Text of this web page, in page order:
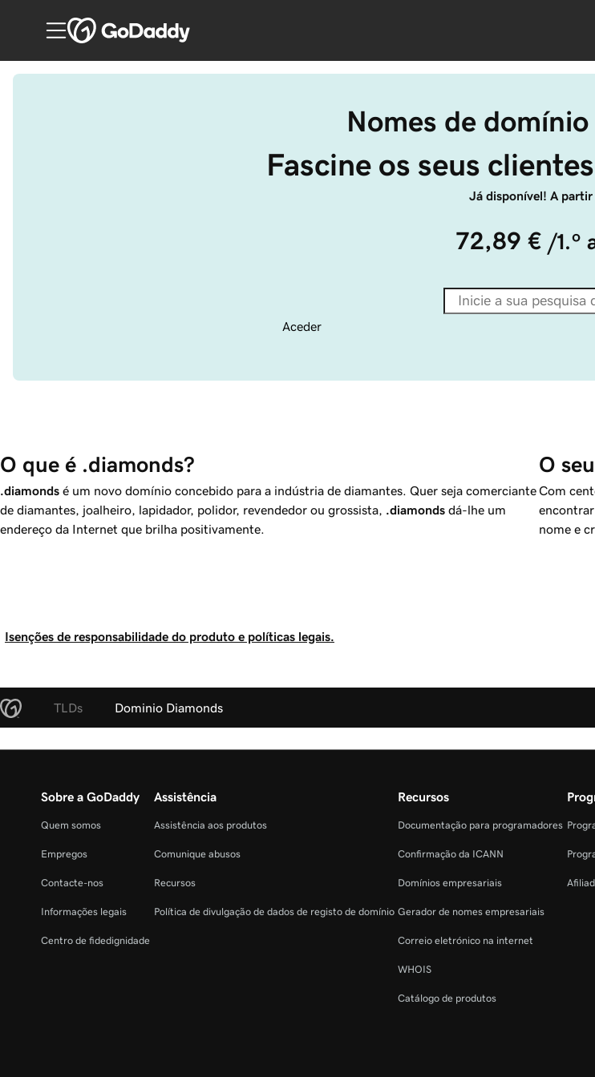
Nomes de
Fascine os seus
Já disponível! A partir
72,89 € /1.º
Aceder
O que é .diamonds?
.diamonds é um novo domínio concebido para a indústria de diamantes. Quer seja comerciante
de diamantes, joalheiro, lapidador, polidor, revendedor ou grossista,
.diamonds dá-lhe um
endereço da Internet que brilha positivamente.
O
Com
nome e
Isenções de responsabilidade do produto e políticas legais.
TLDs Dominio Diamonds
Sobre a GoDaddy
Quem somos
Empregos
Contacte-nos
Informações legais
Centro de fidedignidade
Assistência
Assistência aos produtos
Comunique abusos
Recursos
Política de divulgação de dados de registo de domínio
Recursos
Documentação para programadores
Confirmação da ICANN
Domínios empresariais
Gerador de nomes empresariais
Correio eletrónico na internet
WHOIS
Catálogo de produtos